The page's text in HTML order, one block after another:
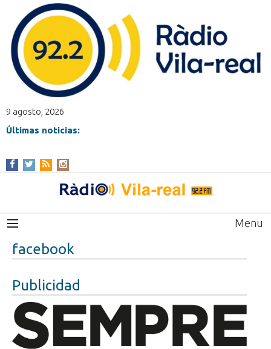
9 agosto, 2026
Últimas noticias:
Menu
facebook
Publicidad